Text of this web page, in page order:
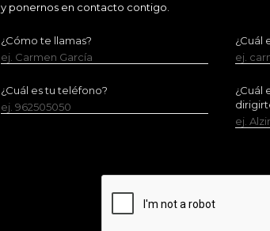
y ponernos en contacto contigo.
¿Cómo te llamas?
ej. Carmen García
¿Cuál
ej.
¿Cuál es tu teléfono?
ej. 962505050
¿Cuál
ej.